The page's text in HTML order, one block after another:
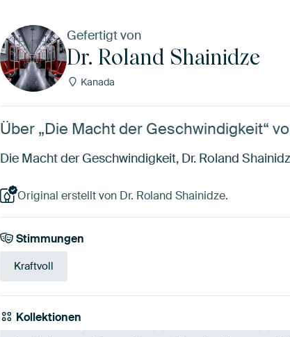
Gefertigt von
Dr. Roland Shainidze
Kanada
Über „Die Macht der Geschwindigkeit“
Die Macht der Geschwindigkeit, Dr. Roland
Original erstellt von Dr. Roland Shainidze.
Stimmungen
Kraftvoll
Kollektionen